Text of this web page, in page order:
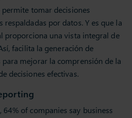
permite tomar decisiones
respaldadas por datos. Y es que la
proporciona una vista integral de
facilita la generación de
mejorar la comprensión de la
decisiones efectivas.
of companies say business